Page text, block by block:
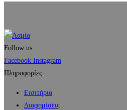
Follow us:
Facebook Instagram
Πληροφορίες
Εισιτήρια
Διαφημίσεις